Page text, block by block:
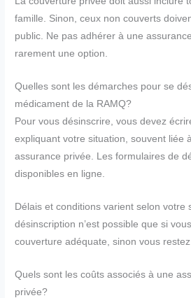
famille. Sinon, ceux non couverts
public. Ne pas adhérer à une
rarement une option.
Quelles sont les démarches pour se
médicament de la RAMQ?
Pour vous désinscrire, vous devez
expliquant votre situation, souvent liée à
assurance privée. Les formulaires de
disponibles en ligne.
Délais et conditions varient selon votre
désinscription n’est possible que si
couverture adéquate, sinon vous
Quels sont les coûts associés à une
privée?